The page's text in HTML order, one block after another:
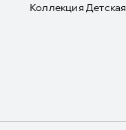
Коллекция Детская